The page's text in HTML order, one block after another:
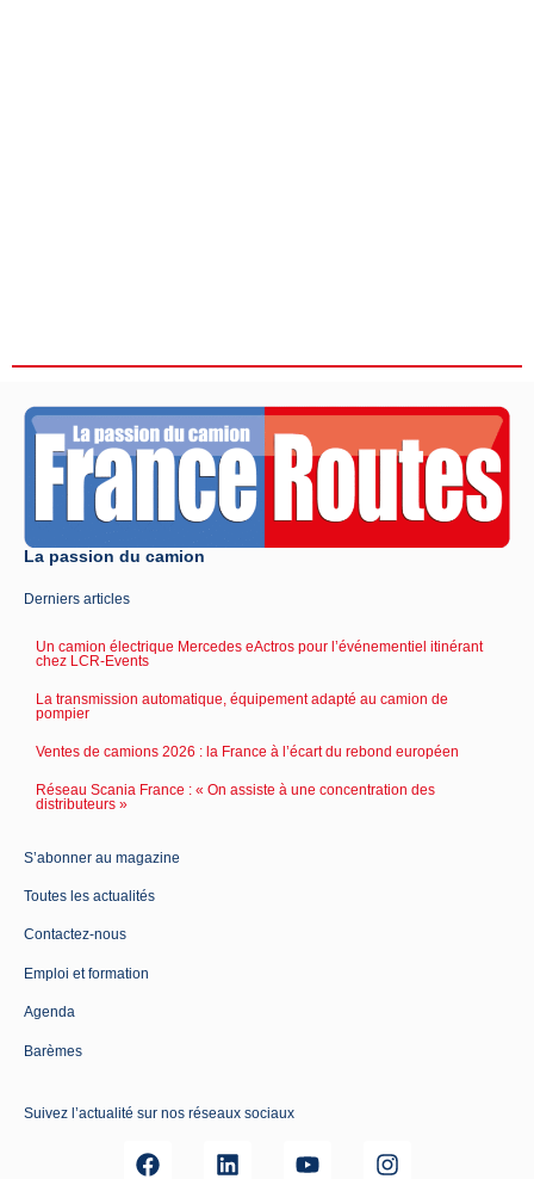
La passion du camion
Derniers articles
Un camion électrique Mercedes eActros pour l’événementiel itinérant
chez LCR-Events
La transmission automatique, équipement adapté au camion de
pompier
Ventes de camions 2026 : la France à l’écart du rebond européen
Réseau Scania France : « On assiste à une concentration des
distributeurs »
S’abonner au magazine
Toutes les actualités
Contactez-nous
Emploi et formation
Agenda
Barèmes
Suivez l’actualité sur nos réseaux sociaux